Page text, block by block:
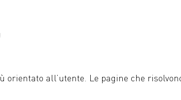
orientato all’utente. Le pagine che